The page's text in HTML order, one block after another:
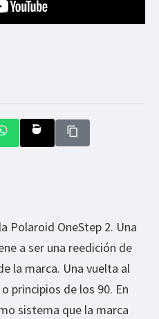
Polaroid OneStep 2. Una
a ser una reedición de
la marca. Una vuelta al
principios de los 90. En
sistema que la marca